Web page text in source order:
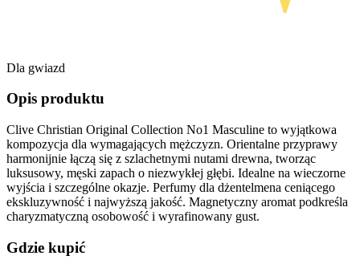
Dla gwiazd
Opis produktu
Clive Christian Original Collection No1 Masculine to wyjątkowa
kompozycja dla wymagających mężczyzn. Orientalne przyprawy
harmonijnie łączą się z szlachetnymi nutami drewna, tworząc
luksusowy, męski zapach o niezwykłej głębi. Idealne na wieczorne
wyjścia i szczególne okazje. Perfumy dla dżentelmena ceniącego
ekskluzywność i najwyższą jakość. Magnetyczny aromat podkreśla
charyzmatyczną osobowość i wyrafinowany gust.
Gdzie kupić